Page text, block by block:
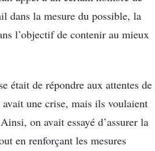
dans la mesure du possible, la
l’objectif de contenir au mieux
était de répondre aux attentes de
une crise, mais ils voulaient
on avait essayé d’assurer la
en renforçant les mesures